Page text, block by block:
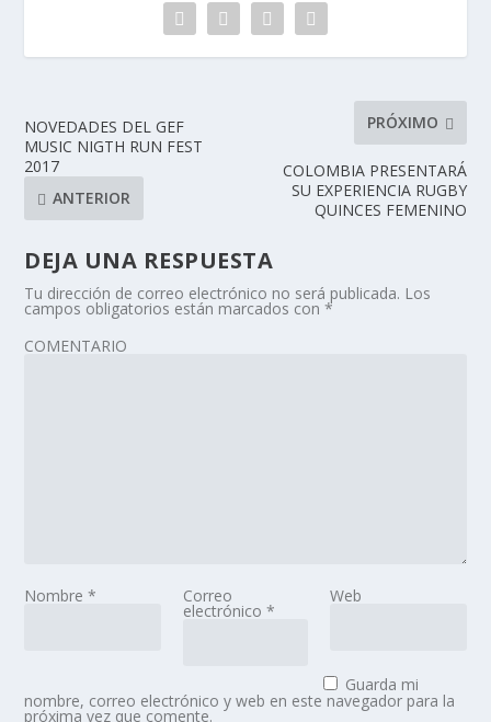
NOVEDADES DEL GEF
MUSIC NIGTH RUN FEST
2017
ANTERIOR
PRÓXIMO
COLOMBIA PRESENTARÁ
SU EXPERIENCIA RUGBY
QUINCES FEMENINO
DEJA UNA RESPUESTA
Tu dirección de correo electrónico no será publicada. Los
campos obligatorios están marcados con*
COMENTARIO
Nombre* Correo
electrónico *
Web
Guarda mi
nombre, correo electrónico y web en este navegador para la
próxima vez que comente.